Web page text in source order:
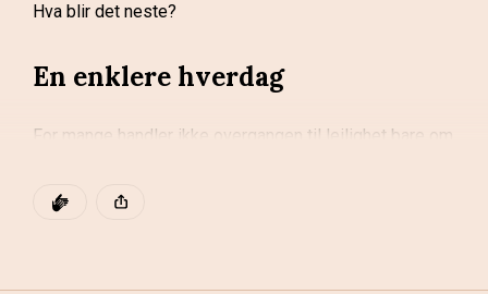
arkitektene bak prosjektet, og Morten og Anne-May i
Hva blir det neste?
En enklere hverdag
For mange handler ikke overgangen til leilighet bare om
I Kvartal B62 får du et nytt hjem midt på Bragernes, uten
DEN POSTEN HAR